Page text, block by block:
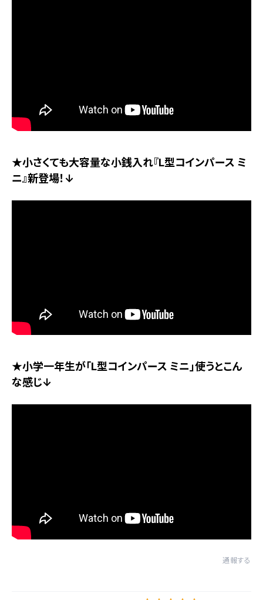
★小さくても大容量な小銭入れ『L型コインパース ミ
ニ』新登場！↓
★小学一年生が「L型コインパース ミニ」使うとこん
な感じ↓
通報する